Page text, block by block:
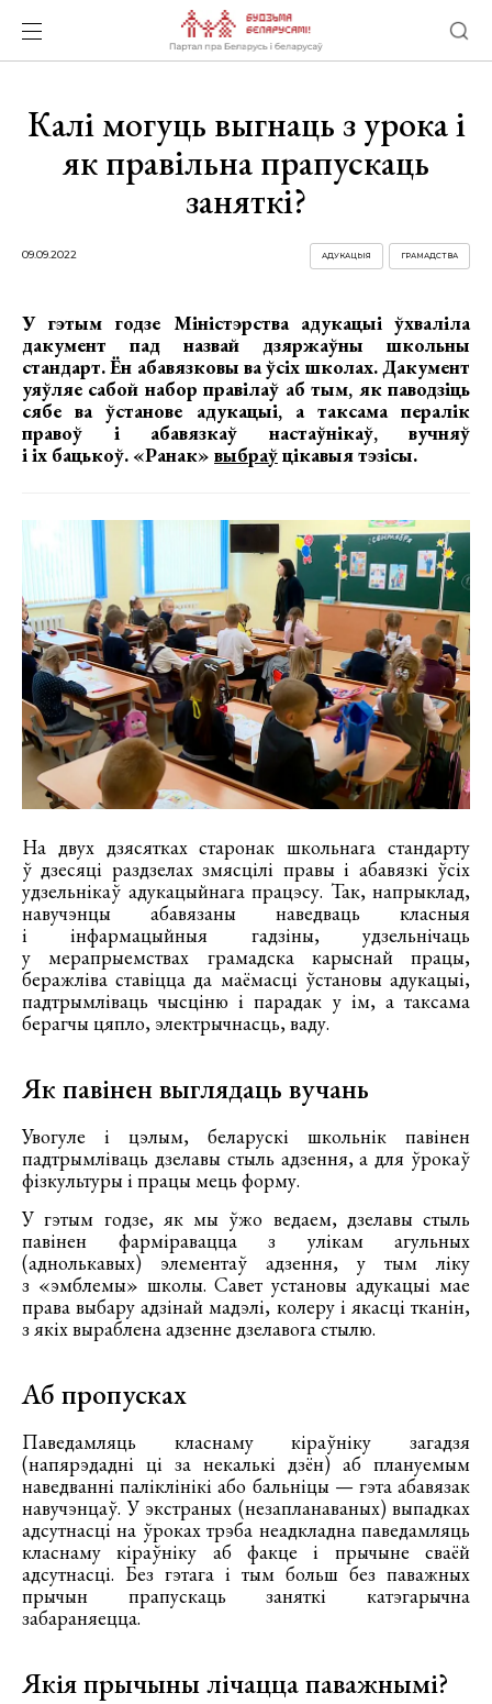
Калі могуць выгнаць з урока і
як правільна прапускаць
заняткі?
09.09.2022 ГРАМАДСТВА
АДУКАЦЫЯ
У гэтым годзе Міністэрства адукацыі ўхваліла
дакумент пад назвай дзяржаўны школьны
стандарт. Ён абавязковы ва ўсіх школах. Дакумент
уяўляе сабой набор правілаў аб тым, як паводзіць
сябе ва ўстанове адукацыі, а таксама пералік
правоў і абавязкаў настаўнікаў, вучняў
і іх бацькоў. «Ранак» выбраўцікавыя тэзісы.
На двух дзясятках старонак школьнага стандарту
ў дзесяці раздзелах змясцілі правы і абавязкі ўсіх
удзельнікаў адукацыйнага працэсу. Так, напрыклад,
навучэнцы абавязаны наведваць класныя
і інфармацыйныя гадзіны, удзельнічаць
у мерапрыемствах грамадска карыснай працы,
беражліва ставіцца да маёмасці ўстановы адукацыі,
падтрымліваць чысціню і парадак у ім, а таксама
берагчы цяпло, электрычнасць, ваду.
Як павінен выглядаць вучань
Увогуле і цэлым, беларускі школьнік павінен
падтрымліваць дзелавы стыль адзення, а для ўрокаў
фізкультуры і працы мець форму.
У гэтым годзе, як мы ўжо ведаем, дзелавы стыль
павінен фарміравацца з улікам агульных
(аднолькавых) элементаў адзення, у тым ліку
з «эмблемы» школы. Савет установы адукацыі мае
права выбару адзінай мадэлі, колеру і якасці тканін,
з якіх выраблена адзенне дзелавога стылю.
Аб пропусках
Паведамляць класнаму кіраўніку загадзя
(напярэдадні ці за некалькі дзён) аб плануемым
наведванні паліклінікі або бальніцы — гэта абавязак
навучэнцаў. У экстраных (незапланаваных) выпадках
адсутнасці на ўроках трэба неадкладна паведамляць
класнаму кіраўніку аб факце і прычыне сваёй
адсутнасці. Без гэтага і тым больш без паважных
прычын прапускаць заняткі катэгарычна
забараняецца.
Якія прычыны лічацца паважнымі?